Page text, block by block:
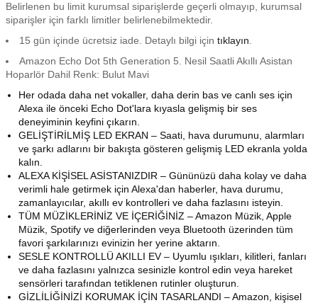
Belirlenen bu limit kurumsal siparişlerde geçerli olmayıp, kurumsal
siparişler için farklı limitler belirlenebilmektedir.
15 gün içinde ücretsiz iade. Detaylı bilgi için tıklayın
Amazon Echo Dot 5th Generation 5. Nesil Saatli Akıllı Asistan
Hoparlör Dahil Renk: Bulut Mavi
Her odada daha net vokaller, daha derin bas ve canlı ses için
Alexa ile önceki Echo Dot'lara kıyasla gelişmiş bir ses
deneyiminin keyfini çıkarın.
GELİŞTİRİLMİŞ LED EKRAN – Saati, hava durumunu, alarmları
ve şarkı adlarını bir bakışta gösteren gelişmiş LED ekranla yolda
kalın.
ALEXA KİŞİSEL ASİSTANIZDIR – Gününüzü daha kolay ve daha
verimli hale getirmek için Alexa'dan haberler, hava durumu,
zamanlayıcılar, akıllı ev kontrolleri ve daha fazlasını isteyin.
TÜM MÜZİKLERİNİZ VE İÇERİĞİNİZ – Amazon Müzik, Apple
Müzik, Spotify ve diğerlerinden veya Bluetooth üzerinden tüm
favori şarkılarınızı evinizin her yerine aktarın.
SESLE KONTROLLÜ AKILLI EV – Uyumlu ışıkları, kilitleri, fanları
ve daha fazlasını yalnızca sesinizle kontrol edin veya hareket
sensörleri tarafından tetiklenen rutinler oluşturun.
GİZLİLİĞİNİZİ KORUMAK İÇİN TASARLANDI – Amazon, kişisel